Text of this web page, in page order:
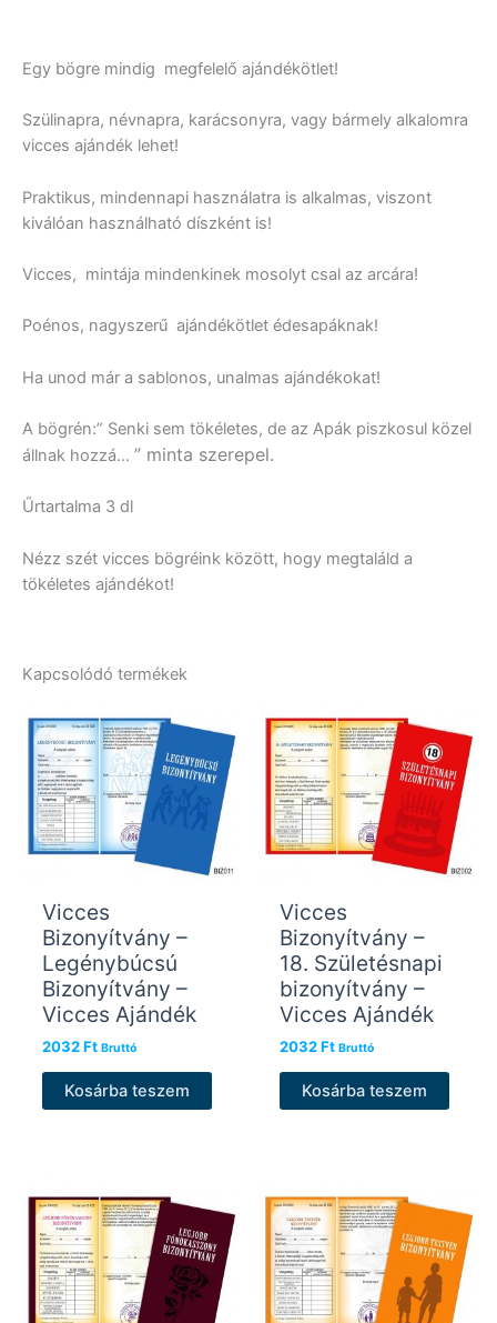
Egy bögre mindig megfelelő ajándékötlet!
Szülinapra, névnapra, karácsonyra, vagy bármely alkalomra
vicces ajándék lehet!
Praktikus, mindennapi használatra is alkalmas, viszont
kiválóan használható díszként is!
Vicces, mintája mindenkinek mosolyt csal az arcára!
Poénos, nagyszerű ajándékötlet édesapáknak!
Ha unod már a sablonos, unalmas ajándékokat!
A bögrén:” Senki sem tökéletes, de az Apák piszkosul közel
állnak hozzá… ” minta szerepel.
Űrtartalma 3 dl
Nézz szét vicces bögréink között, hogy megtaláld a
tökéletes ajándékot!
Kapcsolódó termékek
Vicces
Bizonyítvány –
Legénybúcsú
Bizonyítvány –
Vicces Ajándék
2032Ft Bruttó
Kosárba teszem
Vicces
Bizonyítvány –
18. Születésnapi
bizonyítvány –
Vicces Ajándék
2032Ft Bruttó
Kosárba teszem